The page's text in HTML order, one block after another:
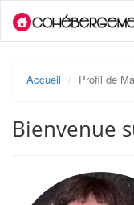
Accueil Profil de
Bienvenue